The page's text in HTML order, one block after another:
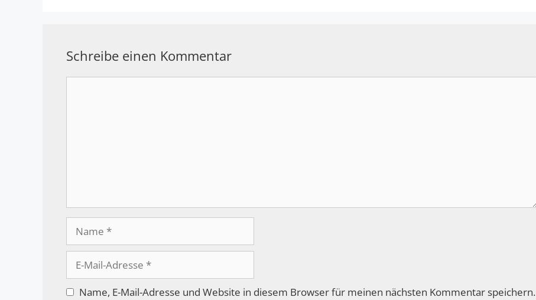
Schreibe einen Kommentar
Mail-
Adresse
Name, E-Mail-Adresse und Website in diesem Browser für meinen nächsten Kommentar speichern.